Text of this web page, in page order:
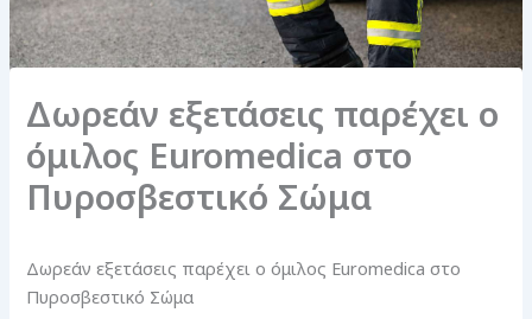
Δωρεάν εξετάσεις παρέχει ο
όμιλος Euromedica στο
Πυροσβεστικό Σώμα
Δωρεάν εξετάσεις παρέχει ο όμιλος Euromedica στο
Πυροσβεστικό Σώμα